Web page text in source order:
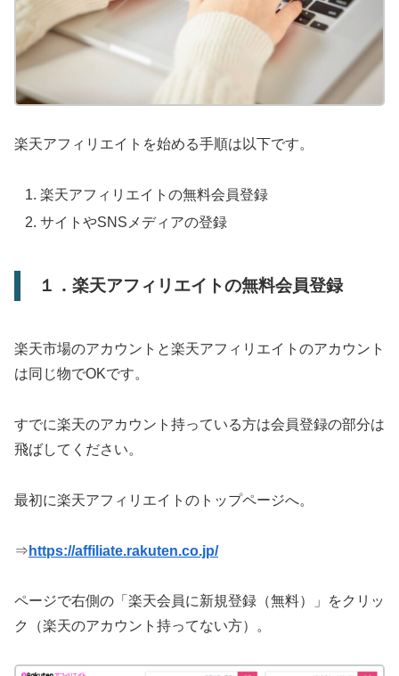
楽天アフィリエイトを始める手順は以下です。
楽天アフィリエイトの無料会員登録
サイトやSNSメディアの登録
１．楽天アフィリエイトの無料会員登録
楽天市場のアカウントと楽天アフィリエイトのアカウント
は同じ物でOKです。
すでに楽天のアカウント持っている方は会員登録の部分は
飛ばしてください。
最初に楽天アフィリエイトのトップページへ。
⇒ https://affiliate.rakuten.co.jp/
ページで右側の「楽天会員に新規登録（無料）」をクリッ
ク（楽天のアカウント持ってない方）。